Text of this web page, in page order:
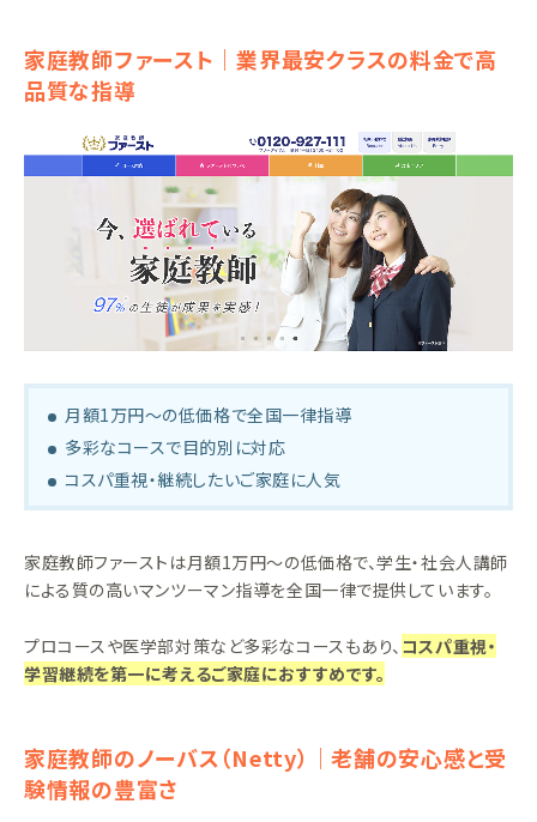
家庭教師ファースト｜業界最安クラスの料金で高
品質な指導
月額1万円～の低価格で全国一律指導
多彩なコースで目的別に対応
コスパ重視・継続したいご家庭に人気
家庭教師ファーストは月額1万円～の低価格で、学生・社会人講師
による質の高いマンツーマン指導を全国一律で提供しています。
プロコースや医学部対策など多彩なコースもあり、 コスパ重視・
学習継続を第一に考えるご家庭におすすめです。
家庭教師のノーバス（Netty）｜老舗の安心感と受
験情報の豊富さ